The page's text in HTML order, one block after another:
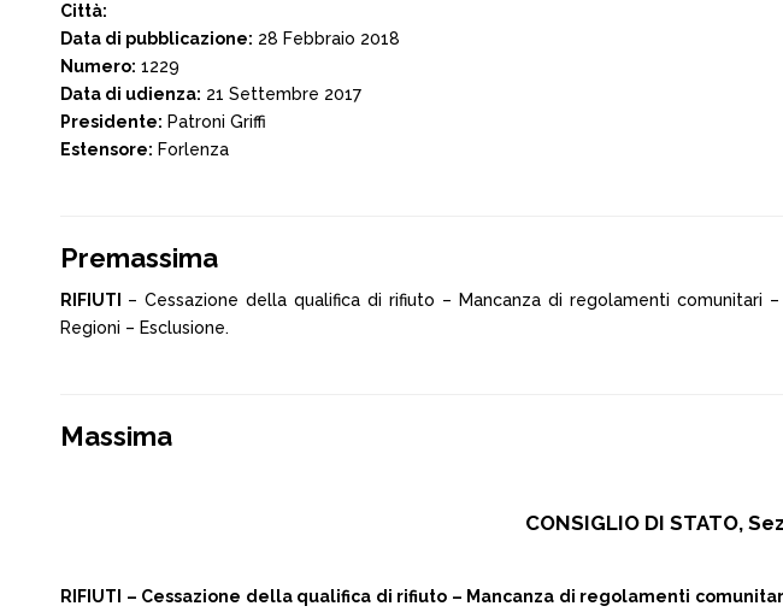
Città:
Data di pubblicazione: 28 Febbraio 2018
Numero: 1229
Data di udienza: 21 Settembre 2017
Presidente: Patroni Griffi
Estensore: Forlenza
Premassima
RIFIUTI – Cessazione della qualifica di rifiuto – Mancanza di regolamenti
Regioni – Esclusione.
Massima
CONSIGLIO DI STATO,
RIFIUTI – Cessazione della qualifica di rifiuto – Mancanza di regolamenti